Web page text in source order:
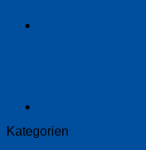
Kategorien